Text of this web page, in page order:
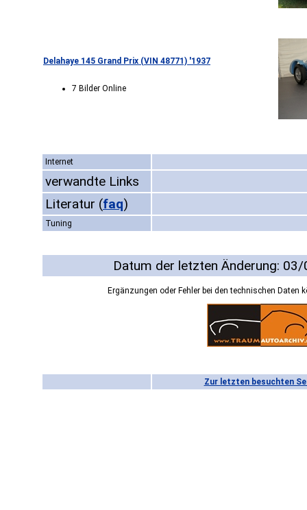
Delahaye 145 Grand Prix (VIN 48771) '1937
7 Bilder Online
Internet
verwandte Links
Literatur (faq)
Tuning
Datum der letzten Änderung:
Ergänzungen oder Fehler bei den technischen Daten
Zur letzten besuchten